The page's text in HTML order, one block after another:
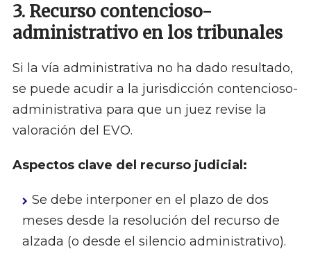
3. Recurso contencioso-
administrativo en los tribunales
Si la vía administrativa no ha dado resultado,
se puede acudir a la jurisdicción contencioso-
administrativa para que un juez revise la
valoración del EVO.
Aspectos clave del recurso judicial:
Se debe interponer en el plazo de dos
meses desde la resolución del recurso de
alzada (o desde el silencio administrativo).